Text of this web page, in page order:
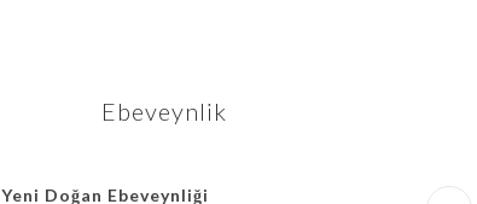
Ebeveynlik
Yeni Doğan Ebeveynliği